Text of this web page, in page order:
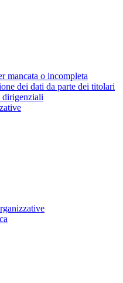
mancata o incompleta
dei dati da parte dei titolari